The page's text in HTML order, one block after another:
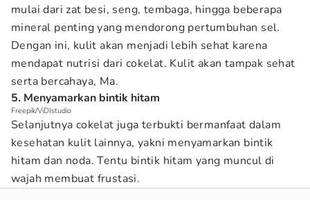
mulai dari zat besi, seng, tembaga, hingga beberapa
mineral penting yang mendorong pertumbuhan sel.
Dengan ini, kulit akan menjadi lebih sehat karena
mendapat nutrisi dari cokelat. Kulit akan tampak sehat
serta bercahaya, Ma.
5. Menyamarkan bintik hitam
Freepik/ViDIstudio
Selanjutnya cokelat juga terbukti bermanfaat dalam
kesehatan kulit lainnya, yakni menyamarkan bintik
hitam dan noda. Tentu bintik hitam yang muncul di
wajah membuat frustasi.